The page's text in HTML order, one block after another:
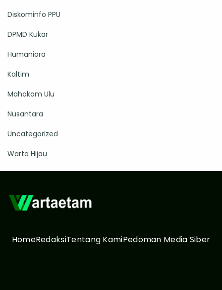
Diskominfo PPU
DPMD Kukar
Humaniora
Kaltim
Mahakam Ulu
Nusantara
Uncategorized
Warta Hijau
HomeRedaksiTentang KamiPedoman Media Siber